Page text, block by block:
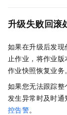
升级失败回滚
如果在升级后发
止作业，将作业
作业快照恢复业
如果您无法跟踪
发生异常时及时
控告警。